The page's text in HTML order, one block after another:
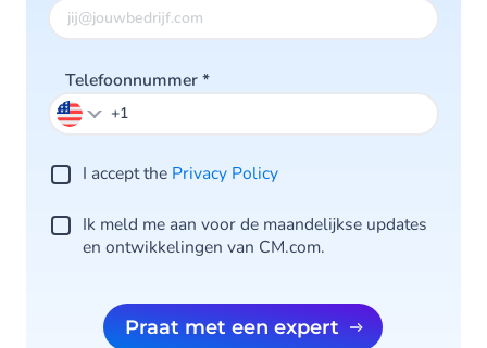
Telefoonnummer*
I accept the Privacy Po licy
Ik meld me aan voor de maandelijkse updates
en ontwikkelingen van CM.com.
Praat met een expert